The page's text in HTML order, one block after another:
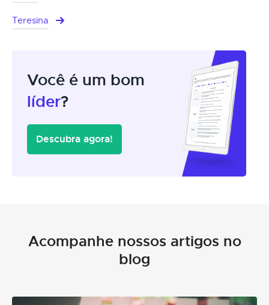
Teresina
Você é um bom
líder?
Descubra agora!
Acompanhe nossos artigos no
blog